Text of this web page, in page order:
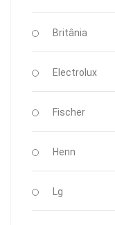
Britânia
Electrolux
Fischer
Henn
Lg